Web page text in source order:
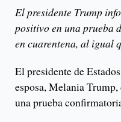
El presidente Trump
positivo en una prueba
en cuarentena, al igual
El presidente de
esposa, Melania
una prueba